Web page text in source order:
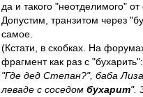
да и такого "неотделимого"
Допустим, транзитом через
самое.
(Кстати, в скобках. На
фрагмент как раз с "бухарить":
"Где дед Степан?", баба
леваде с соседом бухарит".